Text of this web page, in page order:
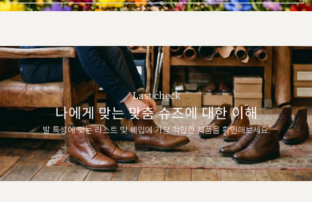
Last check
나에게 맞는 맞춤 슈즈에 대한 이해
발 특성에 맞는 라스트 및 쉐입에 가장 적합한 제품을 확인해보세요.